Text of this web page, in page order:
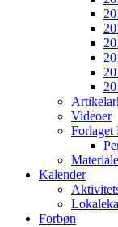
Videoer
Forlaget
Kalender
Forbøn